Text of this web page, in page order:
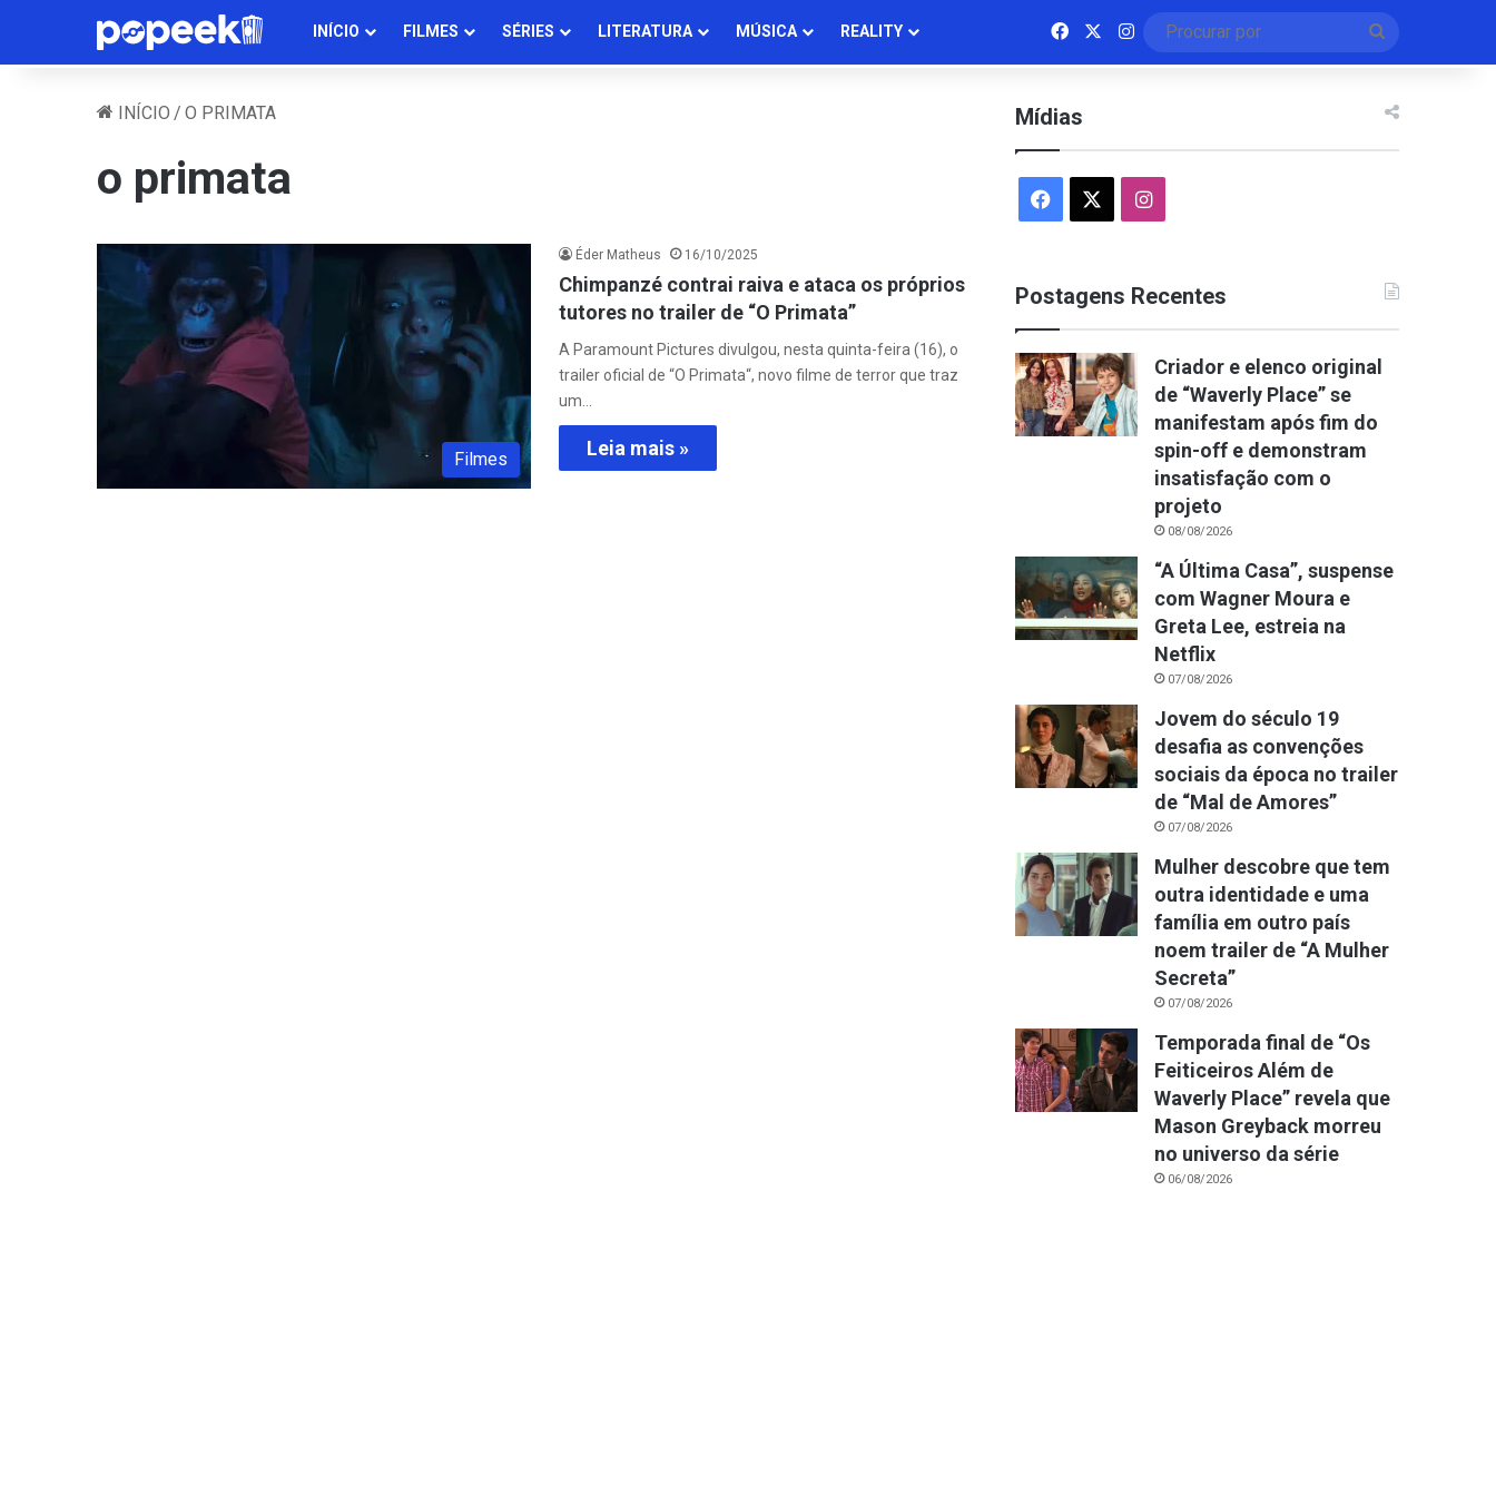
INÍCIO FILMES SÉRIES LITERATURA MÚSICA REALITY FacebookInstagram
por
INÍCIO / O PRIMATA
o primata
Filmes
Éder Matheus 16/10/2025
Chimpanzé contrai raiva e ataca os próprios
tutores no trailer de “O Primata”
A Paramount Pictures divulgou, nesta quinta-feira (16), o
trailer oficial de “O Primata“, novo filme de terror que traz
um…
Leia mais »
Mídias
Facebook Instagram
Postagens Recentes
Criador e elenco original
de “Waverly Place” se
manifestam após fim do
spin-off e demonstram
insatisfação com o
projeto
08/08/2026
“A Última Casa”, suspense
com Wagner Moura e
Greta Lee, estreia na
Netflix
07/08/2026
Jovem do século 19
desafia as convenções
sociais da época no trailer
de “Mal de Amores”
07/08/2026
Mulher descobre que tem
outra identidade e uma
família em outro país
noem trailer de “A Mulher
Secreta”
07/08/2026
Temporada final de “Os
Feiticeiros Além de
Waverly Place” revela que
Mason Greyback morreu
no universo da série
06/08/2026